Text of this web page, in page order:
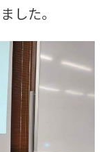
した。